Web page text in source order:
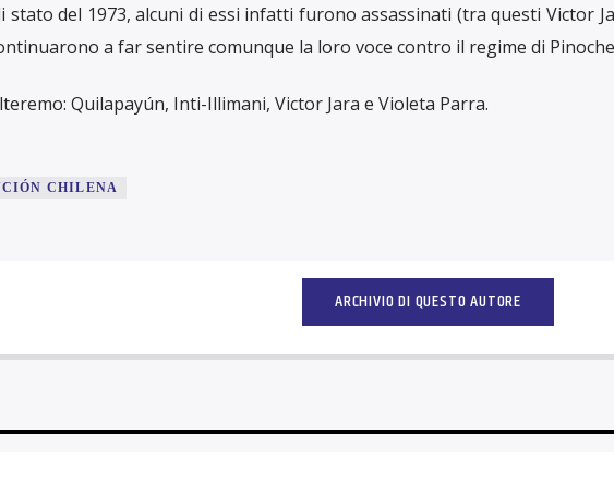
stato del 1973, alcuni di essi infatti furono assassinati (tra questi Victor
a far sentire comunque la loro voce contro il regime di
Quilapayún, Inti-Illimani, Victor Jara e Violeta Parra.
CHILENA
ARCHIVIO DI QUESTO AUTORE